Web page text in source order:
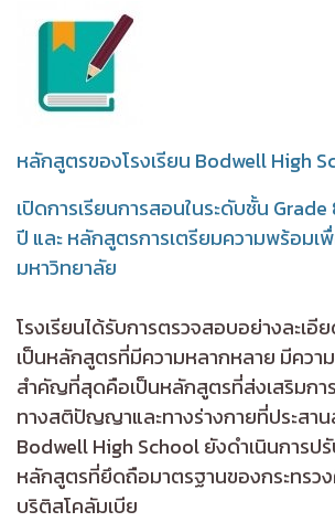
หลักสูตรของโรงเรียน Bodwell High
เปิดการเรียนการสอนในระดับชั้น Grade
ปี และ หลักสูตรการเตรียมความพร้อมเพื่
มหาวิทยาลัย
โรงเรียนได้รับการตรวจสอบอย่างละเ
เป็นหลักสูตรที่มีความหลากหลาย มีควา
สำคัญที่สุดคือเป็นหลักสูตรที่ส่งเสริมก
ทางสติปัญญาและทางร่างกายที่ประสา
Bodwell High School ยังดำเนินการป
หลักสูตรที่ยึดถือมาตรฐานของกระทรว
บริติสโคลัมเบีย